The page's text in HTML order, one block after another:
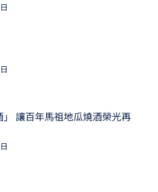
」 讓百年馬祖地瓜燒酒榮光再